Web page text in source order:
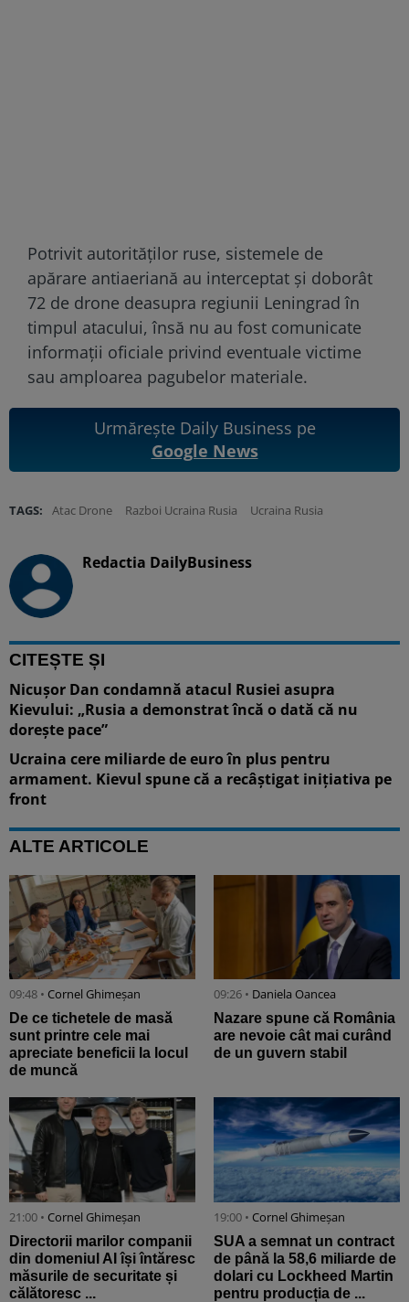
Potrivit autorităților ruse, sistemele de
apărare antiaeriană au interceptat și doborât
72 de drone deasupra regiunii Leningrad în
timpul atacului, însă nu au fost comunicate
informații oficiale privind eventuale victime
sau amploarea pagubelor materiale.
Urmărește Daily Business pe
Google News
TAGS: Atac Drone Razboi Ucraina Rusia Ucraina Rusia
Redactia DailyBusiness
CITEȘTE ȘI
Nicușor Dan condamnă atacul Rusiei asupra
Kievului: „Rusia a demonstrat încă o dată că nu
dorește pace”
Ucraina cere miliarde de euro în plus pentru
armament. Kievul spune că a recâștigat inițiativa pe
front
ALTE ARTICOLE
09:48 • Cornel Ghimeșan
De ce tichetele de masă
sunt printre cele mai
apreciate beneficii la locul
de muncă
09:26 • Daniela Oancea
Nazare spune că România
are nevoie cât mai curând
de un guvern stabil
21:00 • Cornel Ghimeșan
Directorii marilor companii
din domeniul AI își întăresc
măsurile de securitate și
călătoresc ...
19:00 • Cornel Ghimeșan
SUA a semnat un contract
de până la 58,6 miliarde de
dolari cu Lockheed Martin
pentru producția de ...